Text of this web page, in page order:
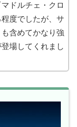
ドルチェ・クロ
度でしたが、サ
含めてかなり強
場してくれまし